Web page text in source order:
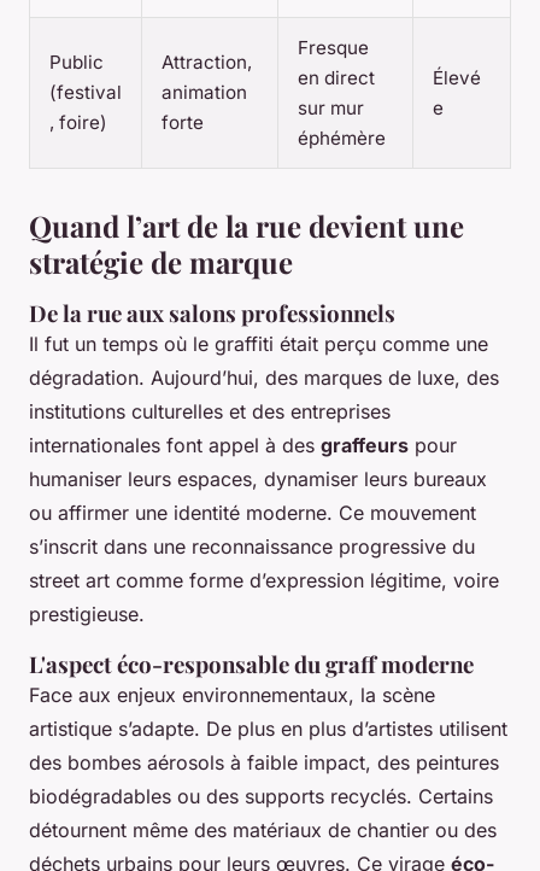
Public
(festival
, foire)
Attraction,
animation
forte
Fresque
en direct
sur mur
éphémère
Élevé
e
Quand l’art de la rue devient une
stratégie de marque
De la rue aux salons professionnels
Il fut un temps où le graffiti était perçu comme une
dégradation. Aujourd’hui, des marques de luxe, des
institutions culturelles et des entreprises
internationales font appel à des graffeurs pour
humaniser leurs espaces, dynamiser leurs bureaux
ou affirmer une identité moderne. Ce mouvement
s’inscrit dans une reconnaissance progressive du
street art comme forme d’expression légitime, voire
prestigieuse.
L'aspect éco-responsable du graff moderne
Face aux enjeux environnementaux, la scène
artistique s’adapte. De plus en plus d’artistes utilisent
des bombes aérosols à faible impact, des peintures
biodégradables ou des supports recyclés. Certains
détournent même des matériaux de chantier ou des
déchets urbains pour leurs œuvres. Ce virage éco-